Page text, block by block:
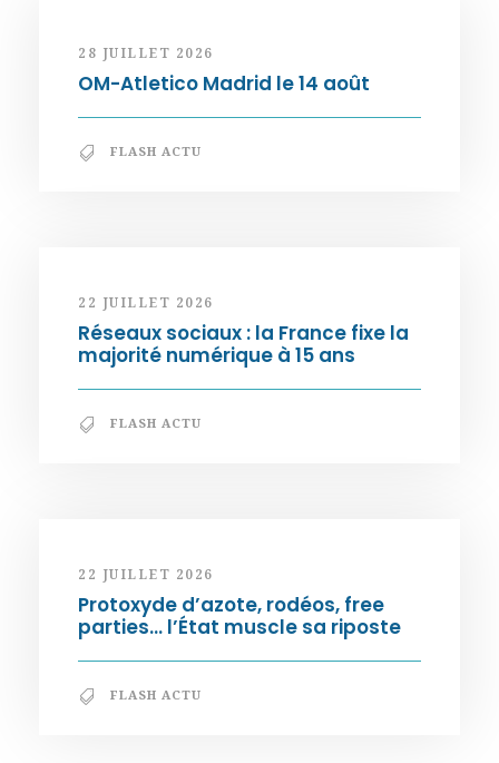
28 JUILLET 2026
OM-Atletico Madrid le 14 août
FLASH ACTU
22 JUILLET 2026
Réseaux sociaux : la France fixe la
majorité numérique à 15 ans
FLASH ACTU
22 JUILLET 2026
Protoxyde d’azote, rodéos, free
parties… l’État muscle sa riposte
FLASH ACTU